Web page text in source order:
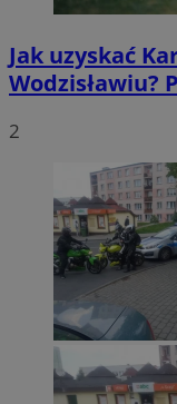
Jak uzyskać
Wodzisławiu?
2